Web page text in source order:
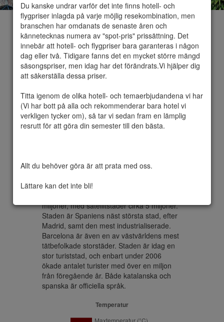
Du kanske undrar varför det inte finns hotell- och
flygpriser inlagda på varje möjlig resekombination, men
branschen har omdanats de senaste åren och
kännetecknas numera av "spot-pris" prissättning. Det
innebär att hotell- och flygpriser bara garanteras i någon
dag eller två. Tidigare fanns det en mycket större mängd
säsongspriser, men idag har det förändrats.Vi hjälper dig
att säkerställa dessa priser.
Titta igenom de olika hotell- och temaerbjudandena vi har
(Vi har bott på alla och rekommenderar bara hotel vi
verkligen tycker om), så tar vi sedan fram en lämplig
resrutt för att göra din semester till den bästa.
Allt du behöver göra är att prata med oss.
Lättare kan det inte bli!
Barcelona
Barcelona  är en stad och kommun belägen
vid Kataloniens kust mellan floderna
Llobregats och Besòs mynningar, 110
provinsen Barcelona samt grevskapet
till 1 638 103. Inkluderas de närmaste
miljoner, med satellitstäder cirka 5 miljoner.
Staden är Spaniens näst största stad, efter
Madrid, samt den mest industrialiserade.
Barcelona är även en av västvärldens mest
tätbefolkade storstäder. Staden är idag en
stor turiststad, och enbart under 2006
ökade antalet turister med över en miljon
från föregående år. Både katalanska och
spanska är officiella språk.